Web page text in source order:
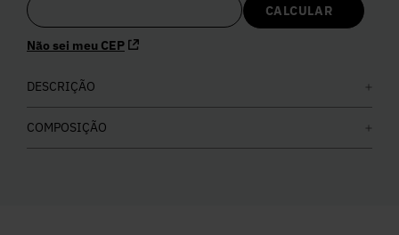
Não sei meu CEP
DESCRIÇÃO
COMPOSIÇÃO
8º Calça Jeans